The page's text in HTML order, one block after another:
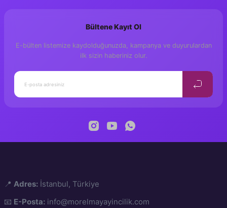
Yorum Yaz
Bültene Kayıt Ol
E-bülten listemize kaydolduğunuzda, kampanya ve duyurulardan
ilk sizin haberiniz olur.
📍 Adres: İstanbul, Türkiye
📧 E-Posta: info@morelmayayincilik.com